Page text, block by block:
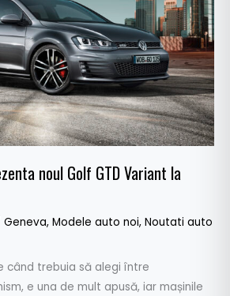
noul Golf GTD Variant la
Geneva, Modele auto noi, Noutati auto
când trebuia să alegi între
e una de mult apusă, iar mașinile